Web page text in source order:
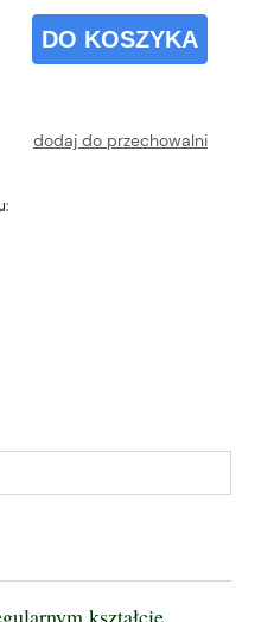
DO KOSZYKA
dodaj do przechowalni
płatności
kształcie.